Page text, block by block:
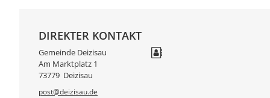
DIREKTER KONTAKT
Gemeinde Deizisau
Am Marktplatz 1
73779 Deizisau
post@deizisau.de